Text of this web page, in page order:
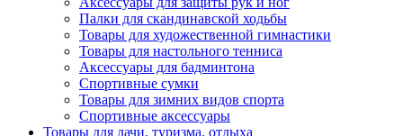
Палки для скандинавской ходьбы
Товары для художественной гимнастики
Товары для настольного тенниса
Аксессуары для бадминтона
Спортивные сумки
Товары для зимних видов спорта
Спортивные аксессуары
Товары для дачи, туризма, отдыха